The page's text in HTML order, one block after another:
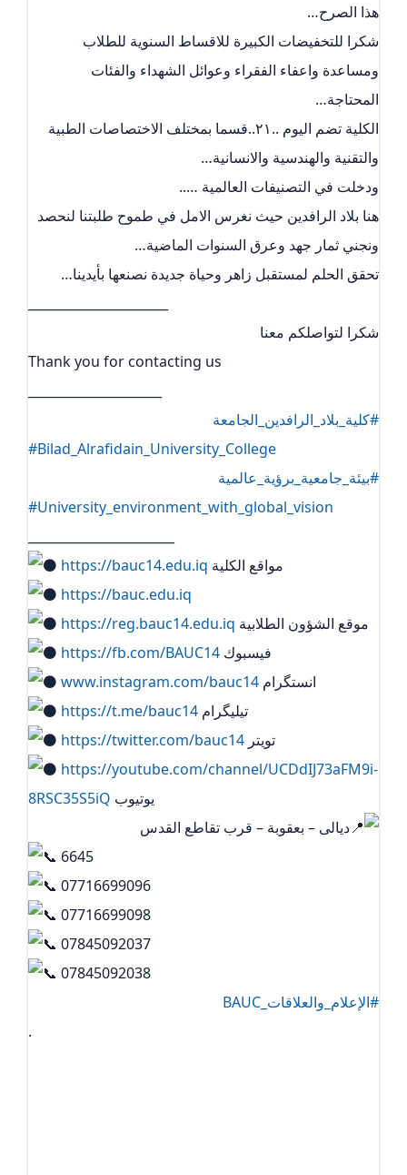
هذا الصرح…
شكرا للتخفيضات الكبيرة للاقساط السنوية للطلاب
ومساعدة واعفاء الفقراء وعوائل الشهداء والفئات
المحتاجة…
الكلية تضم اليوم ..٢١..قسما بمختلف الاختصاصات الطبية
والتقنية والهندسية والانسانية…
ودخلت في التصنيفات العالمية …..
هنا بلاد الرافدين حيث نغرس الامل في طموح طلبتنا لنحصد
ونجني ثمار جهد وعرق السنوات الماضية…
تحقق الحلم لمستقبل زاهر وحياة جديدة نصنعها بأيدينا…
شكرا لتواصلكم معنا
Thank you for contacting us
#كلية_بلاد_الرافدين_الجامعة
#Bilad_Alrafidain_University_College
#بيئة_جامعية_برؤية_عالمية
#University_environment_with_global_vision
https://bauc14.edu.iq مواقع الكلية
https://bauc.edu.iq
https://reg.bauc14.edu.iq موقع الشؤون الطلابية
https://fb.com/BAUC14 فيسبوك
www.instagram.com/bauc14 انستگرام
https://t.me/bauc14 تيليگرام
https://twitter.com/bauc14 تويتر
https://youtube.com/channel/UCDdIJ73aFM9i-
8RSC35S5iQ يوتيوب
ديالى – بعقوبة – قرب تقاطع القدس
6645
07716699096
07716699098
07845092037
07845092038
#الإعلام_والعلاقات_BAUC
.